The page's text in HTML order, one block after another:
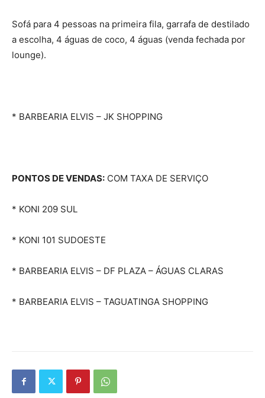
Sofá para 4 pessoas na primeira fila, garrafa de destilado
a escolha, 4 águas de coco, 4 águas (venda fechada por
lounge).
* BARBEARIA ELVIS – JK SHOPPING
PONTOS DE VENDAS: COM TAXA DE SERVIÇO
* KONI 209 SUL
* KONI 101 SUDOESTE
* BARBEARIA ELVIS – DF PLAZA – ÁGUAS CLARAS
* BARBEARIA ELVIS – TAGUATINGA SHOPPING